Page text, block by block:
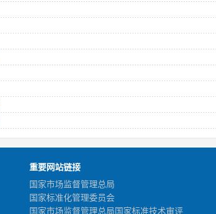
重要网站链接
国家市场监督管理总局
国家标准化管理委员会
国家市场监督管理总局国家标准技术审评